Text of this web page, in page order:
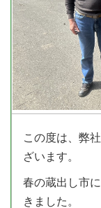
この度は、弊
ざいます。
春の蔵出し市
きました。